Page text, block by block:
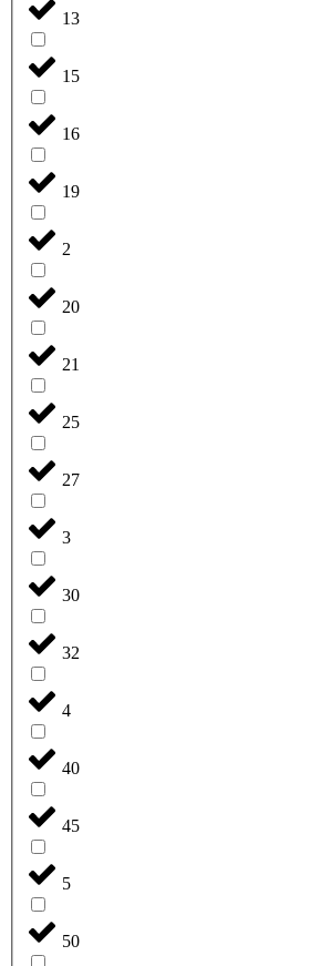
13
15
16
19
2
20
21
25
27
3
30
32
4
40
45
5
50